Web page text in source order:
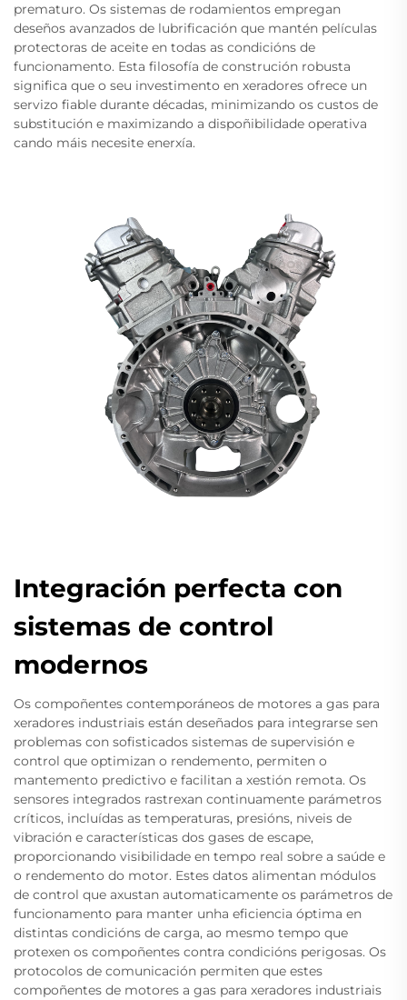
prematuro. Os sistemas de rodamientos empregan
deseños avanzados de lubrificación que mantén películas
protectoras de aceite en todas as condicións de
funcionamento. Esta filosofía de construción robusta
significa que o seu investimento en xeradores ofrece un
servizo fiable durante décadas, minimizando os custos de
substitución e maximizando a dispoñibilidade operativa
cando máis necesite enerxía.
Integración perfecta con
sistemas de control
modernos
Os compoñentes contemporáneos de motores a gas para
xeradores industriais están deseñados para integrarse sen
problemas con sofisticados sistemas de supervisión e
control que optimizan o rendemento, permiten o
mantemento predictivo e facilitan a xestión remota. Os
sensores integrados rastrexan continuamente parámetros
críticos, incluídas as temperaturas, presións, niveis de
vibración e características dos gases de escape,
proporcionando visibilidade en tempo real sobre a saúde e
o rendemento do motor. Estes datos alimentan módulos
de control que axustan automaticamente os parámetros de
funcionamento para manter unha eficiencia óptima en
distintas condicións de carga, ao mesmo tempo que
protexen os compoñentes contra condicións perigosas. Os
protocolos de comunicación permiten que estes
compoñentes de motores a gas para xeradores industriais